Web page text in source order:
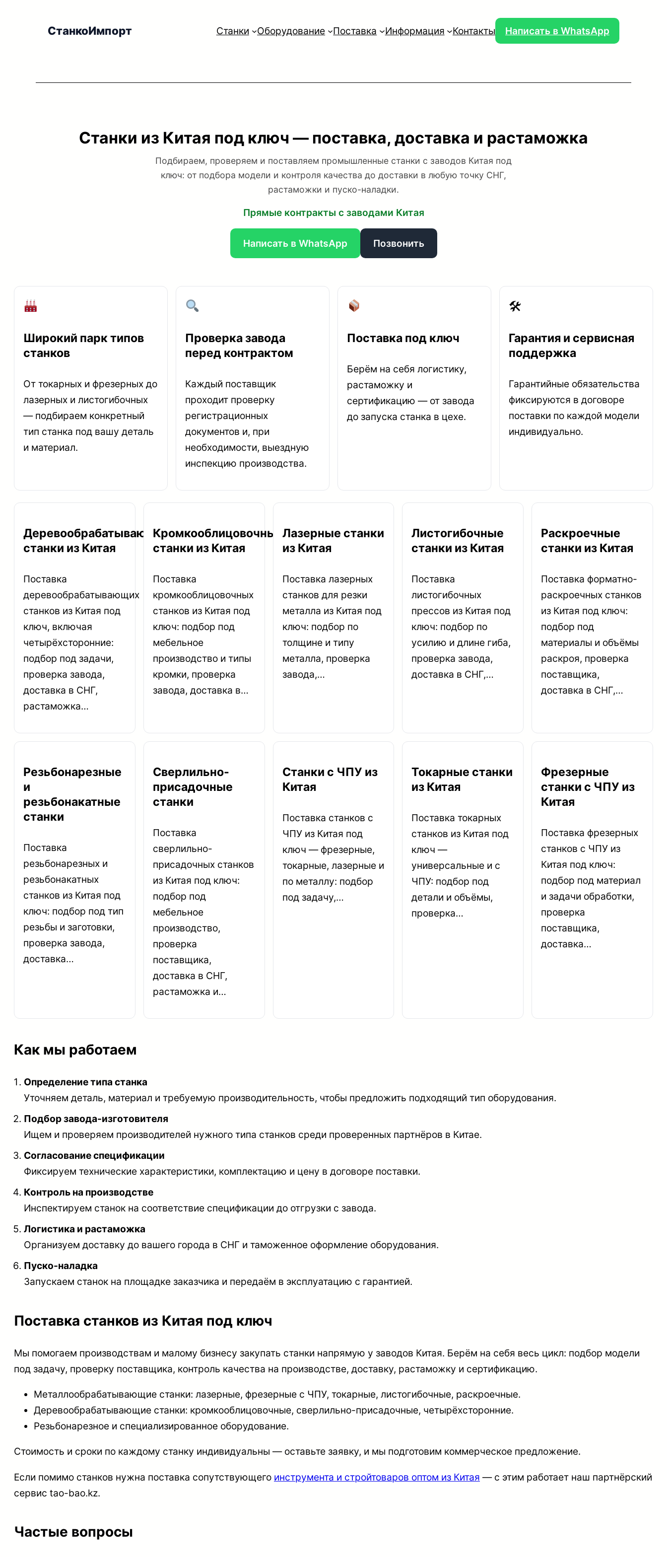
СтанкоИмпорт Станки Оборудование Поставка Информация Контакты Написать в WhatsApp
Станки из Китая под ключ — поставка, доставка и растаможка
Подбираем, проверяем и поставляем промышленные станки с заводов Китая под
ключ: от подбора модели и контроля качества до доставки в любую точку СНГ,
растаможки и пуско-наладки.
Прямые контракты с заводами Китая
Написать в WhatsApp Позвонить
Широкий парк типов
станков
От токарных и фрезерных до
лазерных и листогибочных
— подбираем конкретный
тип станка под вашу деталь
и материал.
Проверка завода
перед контрактом
Каждый поставщик
проходит проверку
регистрационных
документов и, при
необходимости, выездную
инспекцию производства.
Поставка под ключ
Берём на себя логистику,
растаможку и
сертификацию — от завода
до запуска станка в цехе.
🛠
Гарантия и сервисная
поддержка
Гарантийные обязательства
фиксируются в договоре
поставки по каждой модели
индивидуально.
Деревообрабатывающие
станки из Китая
Поставка
деревообрабатывающих
станков из Китая под
ключ, включая
четырёхсторонние:
подбор под задачи,
проверка завода,
доставка в СНГ,
растаможка…
Кромкооблицовочные
станки из Китая
Поставка
кромкооблицовочных
станков из Китая под
ключ: подбор под
мебельное
производство и типы
кромки, проверка
завода, доставка в…
Лазерные станки
из Китая
Поставка лазерных
станков для резки
металла из Китая под
ключ: подбор по
толщине и типу
металла, проверка
завода,…
Листогибочные
станки из Китая
Поставка
листогибочных
прессов из Китая под
ключ: подбор по
усилию и длине гиба,
проверка завода,
доставка в СНГ,…
Раскроечные
станки из Китая
Поставка форматно-
раскроечных станков
из Китая под ключ:
подбор под
материалы и объёмы
раскроя, проверка
поставщика,
доставка в СНГ,…
Резьбонарезные
и
резьбонакатные
станки
Поставка
резьбонарезных и
резьбонакатных
станков из Китая под
ключ: подбор под тип
резьбы и заготовки,
проверка завода,
доставка…
Сверлильно-
присадочные
станки
Поставка
сверлильно-
присадочных станков
из Китая под ключ:
подбор под
мебельное
производство,
проверка
поставщика,
доставка в СНГ,
растаможка и…
Станки с ЧПУ из
Китая
Поставка станков с
ЧПУ из Китая под
ключ — фрезерные,
токарные, лазерные и
по металлу: подбор
под задачу,…
Токарные станки
из Китая
Поставка токарных
станков из Китая под
ключ —
универсальные и с
ЧПУ: подбор под
детали и объёмы,
проверка…
Фрезерные
станки с ЧПУ из
Китая
Поставка фрезерных
станков с ЧПУ из
Китая под ключ:
подбор под материал
и задачи обработки,
проверка
поставщика,
доставка…
Как мы работаем
Определение типа станка
Уточняем деталь, материал и требуемую производительность, чтобы предложить подходящий тип оборудования.
Подбор завода-изготовителя
Ищем и проверяем производителей нужного типа станков среди проверенных партнёров в Китае.
Согласование спецификации
Фиксируем технические характеристики, комплектацию и цену в договоре поставки.
Контроль на производстве
Инспектируем станок на соответствие спецификации до отгрузки с завода.
Логистика и растаможка
Организуем доставку до вашего города в СНГ и таможенное оформление оборудования.
Пуско-наладка
Запускаем станок на площадке заказчика и передаём в эксплуатацию с гарантией.
Поставка станков из Китая под ключ
Мы помогаем производствам и малому бизнесу закупать станки напрямую у заводов Китая. Берём на себя весь цикл: подбор модели
под задачу, проверку поставщика, контроль качества на производстве, доставку, растаможку и сертификацию.
Металлообрабатывающие станки: лазерные, фрезерные с ЧПУ, токарные, листогибочные, раскроечные.
Деревообрабатывающие станки: кромкооблицовочные, сверлильно-присадочные, четырёхсторонние.
Резьбонарезное и специализированное оборудование.
Стоимость и сроки по каждому станку индивидуальны — оставьте заявку, и мы подготовим коммерческое предложение.
Если помимо станков нужна поставка сопутствующего инструмента и стройтоваров оптом из Китая — с этим работает наш партнёрский
сервис tao-bao.kz.
Частые вопросы